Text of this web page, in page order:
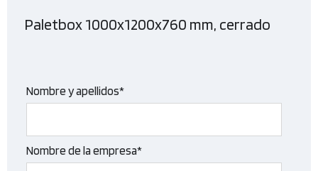
Paletbox 1000x1200x760 mm, cerrado
Nombre y apellidos*
Nombre de la empresa*